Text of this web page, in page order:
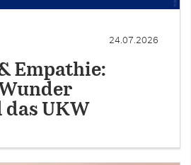
24.07.2026
Empathie:
UKW